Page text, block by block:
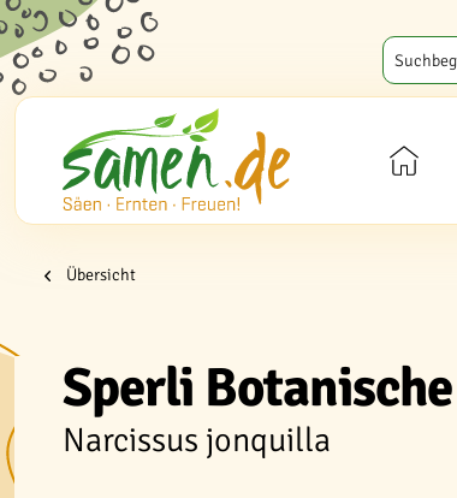
Übersicht
Sperli
Narcissus jonquilla